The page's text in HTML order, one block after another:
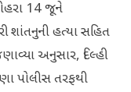
14 જૂને
શાંતનુની હત્યા સહિત
અનુસાર, દિલ્હી
પોલીસ તરફથી